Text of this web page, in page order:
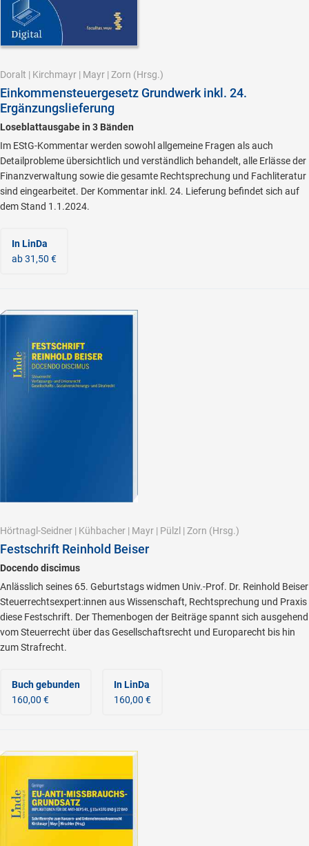
Doralt | Kirchmayr | Mayr | Zorn (Hrsg.)
Einkommensteuergesetz Grundwerk inkl. 24.
Ergänzungslieferung
Loseblattausgabe in 3 Bänden
Im EStG-Kommentar werden sowohl allgemeine Fragen als auch
Detailprobleme übersichtlich und verständlich behandelt, alle Erlässe der
Finanzverwaltung sowie die gesamte Rechtsprechung und Fachliteratur
sind eingearbeitet. Der Kommentar inkl. 24. Lieferung befindet sich auf
dem Stand 1.1.2024.
In LinDa
ab 31,50 €
Hörtnagl-Seidner | Kühbacher | Mayr | Pülzl | Zorn (Hrsg.)
Festschrift Reinhold Beiser
Docendo discimus
Anlässlich seines 65. Geburtstags widmen Univ.-Prof. Dr. Reinhold Beiser
Steuerrechtsexpert:innen aus Wissenschaft, Rechtsprechung und Praxis
diese Festschrift. Der Themenbogen der Beiträge spannt sich ausgehend
vom Steuerrecht über das Gesellschaftsrecht und Europarecht bis hin
zum Strafrecht.
Buch gebunden
160,00 €
In LinDa
160,00 €